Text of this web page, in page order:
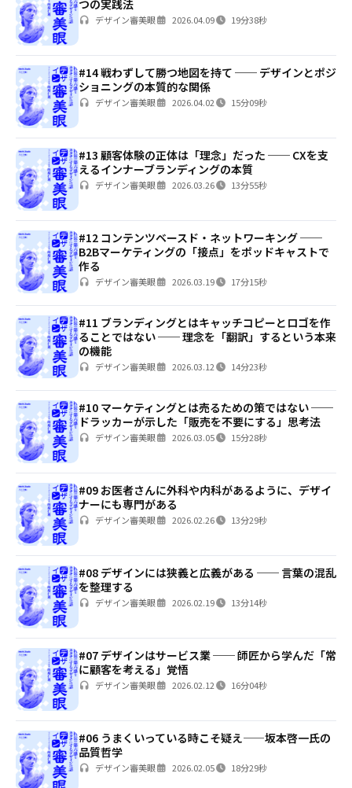
つの実践法
デザイン審美眼 2026.04.09 19分38秒
#14 戦わずして勝つ地図を持て ── デザインとポジ
ショニングの本質的な関係
デザイン審美眼 2026.04.02 15分09秒
#13 顧客体験の正体は「理念」だった ── CXを支
えるインナーブランディングの本質
デザイン審美眼 2026.03.26 13分55秒
#12 コンテンツベースド・ネットワーキング ──
B2Bマーケティングの「接点」をポッドキャストで
作る
デザイン審美眼 2026.03.19 17分15秒
#11 ブランディングとはキャッチコピーとロゴを作
ることではない ── 理念を「翻訳」するという本来
の機能
デザイン審美眼 2026.03.12 14分23秒
#10 マーケティングとは売るための策ではない ──
ドラッカーが示した「販売を不要にする」思考法
デザイン審美眼 2026.03.05 15分28秒
#09 お医者さんに外科や内科があるように、デザイ
ナーにも専門がある
デザイン審美眼 2026.02.26 13分29秒
#08 デザインには狭義と広義がある ── 言葉の混乱
を整理する
デザイン審美眼 2026.02.19 13分14秒
#07 デザインはサービス業 ── 師匠から学んだ「常
に顧客を考える」覚悟
デザイン審美眼 2026.02.12 16分04秒
#06 うまくいっている時こそ疑え——坂本啓一氏の
品質哲学
デザイン審美眼 2026.02.05 18分29秒